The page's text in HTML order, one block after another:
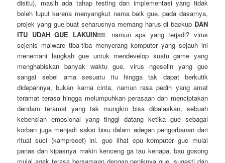
disitu), masih ada tahap testing dan implementasi yang tidak
boleh luput karena menyangkut nama baik gue. pada dasarnya,
projek yang gue buat seharusnya memang harus di backup DAN
ITU UDAH GUE LAKUIN!!!!. namun apa yang terjadi? virus
sejenis malware tiba-tiba menyerang komputer yang sejauh ini
menemani langkah gue untuk mendevelop suatu game yang
menghabiskan banyak waktu gue, virus ngeselin yang gue
sangat sebel ama sesuatu itu hingga tak dapat berkutik
didepannya, bukan karna cinta, namun rasa pedih yang amat
teramat terasa hingga melumpuhkan perasaan dan menciptakan
dendam teramat yang tak mungkin bisa dibalaskan, sebuah
kebencian emosional yang tinggi datang ketika gue sebagai
korban juga menjadi saksi bisu dalam adegan pengorbanan dari
ritual suci (kampreeet) ini. gue lihat cpu komputer gue mulai
panas dan kipasnya makin kenceng ga tau kenapa, bau gosong